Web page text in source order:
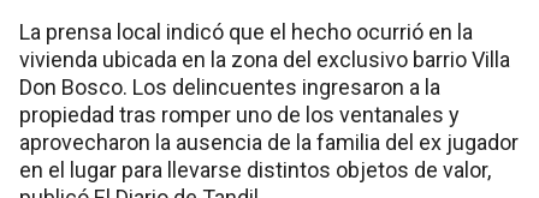
La prensa local indicó que el hecho ocurrió en la
vivienda ubicada en la zona del exclusivo barrio Villa
Don Bosco. Los delincuentes ingresaron a la
propiedad tras romper uno de los ventanales y
aprovecharon la ausencia de la familia del ex jugador
en el lugar para llevarse distintos objetos de valor,